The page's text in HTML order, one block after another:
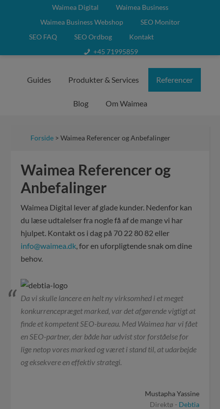
Waimea Digital
Waimea Business
Waimea Business Webshop
SEO Monitor
SEO FAQ
SEO Ordbog
Kontakt
+45 71995859
Guides Produkter & Services Referencer
Blog Om Waimea
Forside > Waimea Referencer og Anbefalinger
Waimea Referencer og
Anbefalinger
Waimea Digital lever af glade kunder. Nedenfor kan
du læse udtalelser fra nogle få af de mange vi har
hjulpet. Kontakt os i dag på 70 22 80 82 eller
info@waimea.dk, for en uforpligtende snak om dine
behov.
Da vi skulle lancere en helt ny virksomhed i et meget
konkurrencepræget marked, var det afgørende vigtigt at
finde et kompetent SEO-bureau. Med Waimea har vi fået
en SEO-partner, der både har udvist stor forståelse for
lige netop vores marked og været i stand til, at udarbejde
og eksekvere en effektiv strategi.
Mustapha Yassine
Direktø - Debtia